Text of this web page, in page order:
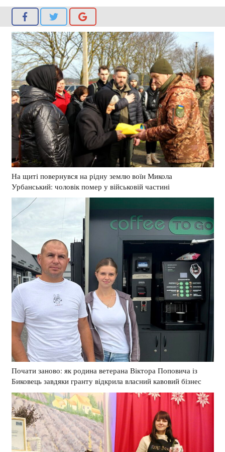
На щиті повернувся на рідну землю воїн Микола
Урбанський: чоловік помер у військовій частині
Почати заново: як родина ветерана Віктора Поповича із
Биковець завдяки гранту відкрила власний кавовий бізнес